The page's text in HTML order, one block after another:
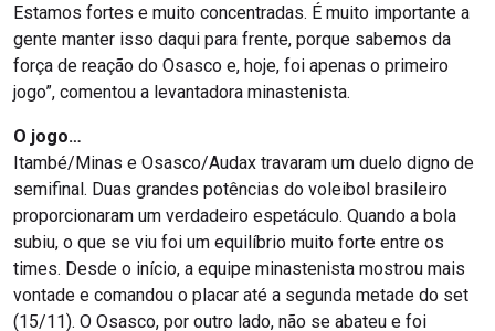
Estamos fortes e muito concentradas. É muito importante a
gente manter isso daqui para frente, porque sabemos da
força de reação do Osasco e, hoje, foi apenas o primeiro
jogo”, comentou a levantadora minastenista.
O jogo…
Itambé/Minas e Osasco/Audax travaram um duelo digno de
semifinal. Duas grandes potências do voleibol brasileiro
proporcionaram um verdadeiro espetáculo. Quando a bola
subiu, o que se viu foi um equilíbrio muito forte entre os
times. Desde o início, a equipe minastenista mostrou mais
vontade e comandou o placar até a segunda metade do set
(15/11). O Osasco, por outro lado, não se abateu e foi